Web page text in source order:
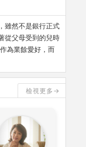
雖然不是銀行正式
從父母受到的兒時
為業餘愛好，而
檢視更多→